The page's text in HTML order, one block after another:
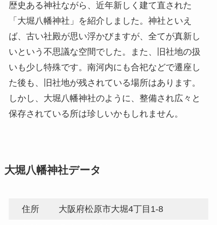
歴史ある神社ながら、近年新しく建て直された
「大堀八幡神社」を紹介しました。神社といえ
ば、古い社殿が思い浮かびますが、全てが真新し
いという不思議な空間でした。また、旧社地の扱
いも少し特殊です。南河内にも合祀などで遷座し
た後も、旧社地が残されている場所はあります。
しかし、大堀八幡神社のように、整備され広々と
保存されている所は珍しいかもしれません。
大堀八幡神社データ
住所 大阪府松原市大堀4丁目1-8